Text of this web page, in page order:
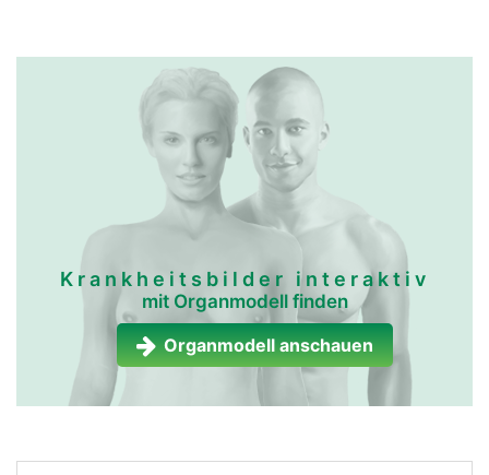
Krankheitsbilder interaktiv
mit Organmodell finden
Organmodell anschauen